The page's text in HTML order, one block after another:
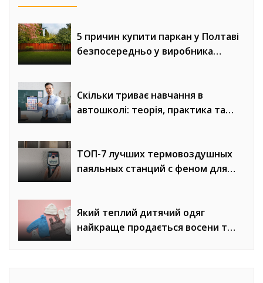
5 причин купити паркан у Полтаві
безпосередньо у виробника
Скільки триває навчання в
автошколі: теорія, практика та
ТОП-7 лучших термовоздушных
паяльных станций с феном для
Який теплий дитячий одяг
найкраще продається восени та